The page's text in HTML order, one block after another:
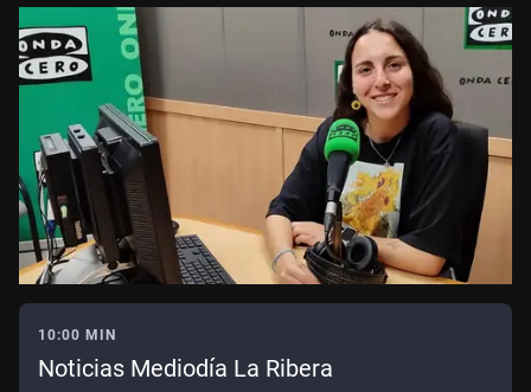
10:00 MIN
Noticias Mediodía La Ribera